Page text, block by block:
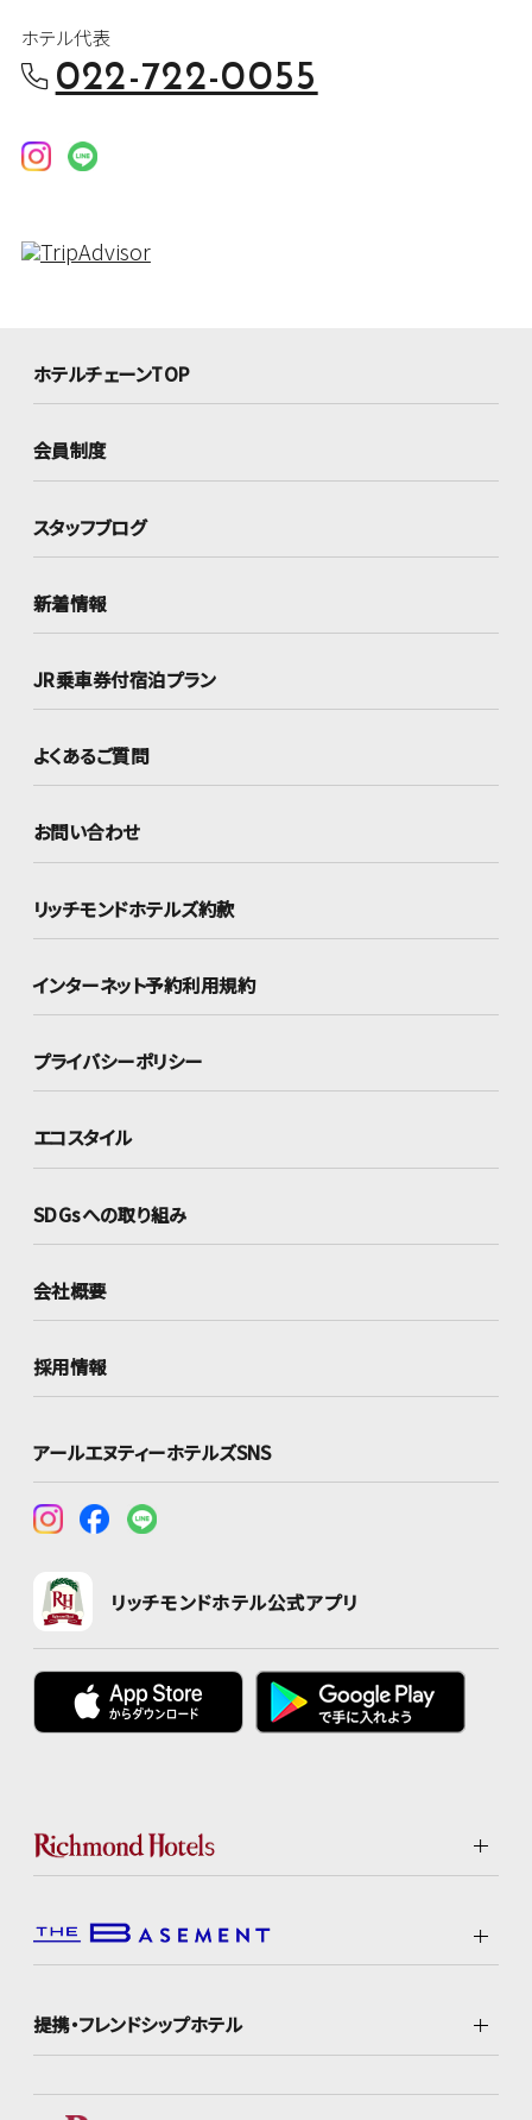
ホテル代表
022-722-0055
ホテルチェーンTOP
会員制度
スタッフブログ
新着情報
JR乗車券付宿泊プラン
よくあるご質問
お問い合わせ
リッチモンドホテルズ約款
インターネット予約利用規約
プライバシーポリシー
エコスタイル
SDGsへの取り組み
会社概要
採用情報
アールエヌティーホテルズSNS
リッチモンドホテル公式アプリ
提携・フレンドシップホテル